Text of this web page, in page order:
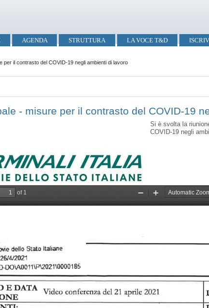
AGENDA STRUTTURA LA VOCE T&D
per il contrasto del COVID-19 negli ambienti di lavoro
- misure per il contrasto del COVID-19
Si è svolta la
COVID-19 negli